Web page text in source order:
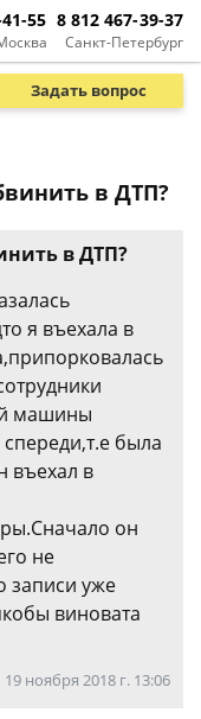
55
Санкт-Петербург
8 812 467-39-37
Задать вопрос
в ДТП?
в ДТП?
я въехала в
машины
была
въехал в
он
не
записи уже
виновата
19 ноября 2018 г. 13:06